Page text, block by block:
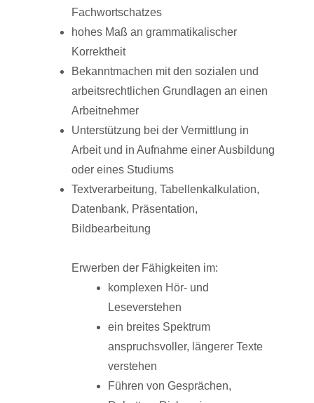
Fachwortschatzes
hohes Maß an grammatikalischer
Korrektheit
Bekanntmachen mit den sozialen und
arbeitsrechtlichen Grundlagen an einen
Arbeitnehmer
Unterstützung bei der Vermittlung in
Arbeit und in Aufnahme einer Ausbildung
oder eines Studiums
Textverarbeitung, Tabellenkalkulation,
Datenbank, Präsentation,
Bildbearbeitung
Erwerben der Fähigkeiten im:
komplexen Hör- und
Leseverstehen
ein breites Spektrum
anspruchsvoller, längerer Texte
verstehen
Führen von Gesprächen,